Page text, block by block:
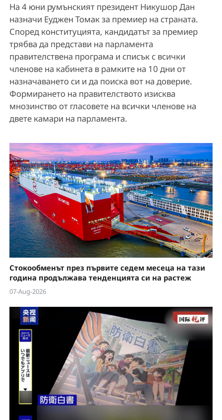
На 4 юни румънският президент Никушор Дан
назначи Еуджен Томак за премиер на страната.
Според конституцията, кандидатът за премиер
трябва да представи на парламента
правителствена програма и списък с всички
членове на кабинета в рамките на 10 дни от
назначаването си и да поиска вот на доверие.
Формирането на правителството изисква
мнозинство от гласовете на всички членове на
двете камари на парламента.
Стокообменът през първите седем месеца на тази
година продължава тенденцията си на растеж
07-Aug-2026